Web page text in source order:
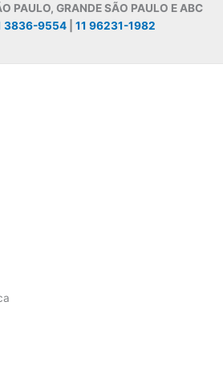
PAULO, GRANDE SÃO PAULO E ABC
3836-9554 11 96231-1982